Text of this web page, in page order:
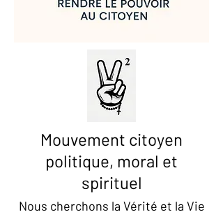
Mouvement citoyen
politique, moral et
spirituel
Nous cherchons la Vérité et la Vie